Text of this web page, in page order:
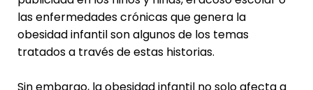
las enfermedades crónicas que genera la
obesidad infantil son algunos de los temas
tratados a través de estas historias.
Sin embargo, la obesidad infantil no solo afecta a